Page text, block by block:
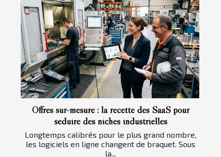
Offres sur-mesure : la recette des SaaS pour
séduire des niches industrielles
Longtemps calibrés pour le plus grand nombre,
les logiciels en ligne changent de braquet. Sous
la...